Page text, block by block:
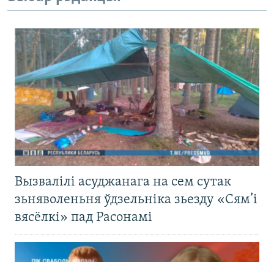
Вызвалілі асуджанага на сем сутак
зьняволеньня ўдзельніка зьезду «Сям’і
вясёлкі» пад Расонамі